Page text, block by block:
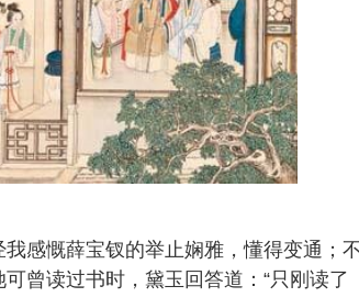
感慨薛宝钗的举止娴雅，懂得变通；
曾读过书时，黛玉回答道：“只刚读了